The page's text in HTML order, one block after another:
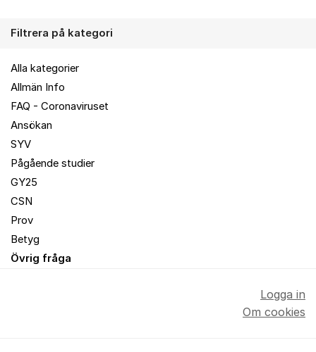
Filtrera på kategori
Alla kategorier
Allmän Info
FAQ - Coronaviruset
Ansökan
SYV
Pågående studier
GY25
CSN
Prov
Betyg
Övrig fråga
Logga in
Om cookies